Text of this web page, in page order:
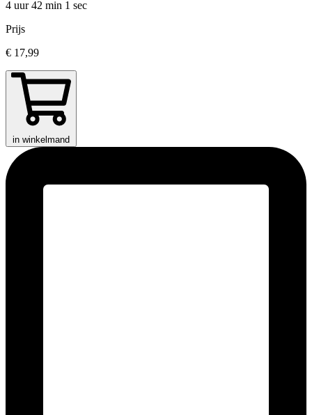
4 uur 42 min 1 sec
Prijs
€ 17,99
in winkelmand